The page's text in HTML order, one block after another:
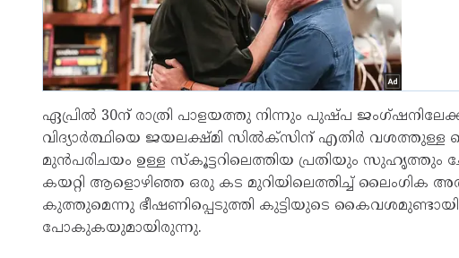
ഏപ്രില്‍ 30ന് രാത്രി പാളയത്തു നിന്നും പുഷ്പ
വിദ്യാർത്ഥിയെ ജയലക്ഷ്മി സില്‍ക്സിന് എതിർ വശത്തുള്ള
മുൻപരിചയം ഉള്ള സ്കൂട്ടറിലെത്തിയ പ്രതിയും സുഹൃത്തും
കയറ്റി ആളൊഴിഞ്ഞ ഒരു കട മുറിയിലെത്തിച്ച്‌ ലൈംഗിക
കുത്തുമെന്നു ഭീഷണിപ്പെടുത്തി കുട്ടിയുടെ
പോകുകയുമായിരുന്നു.